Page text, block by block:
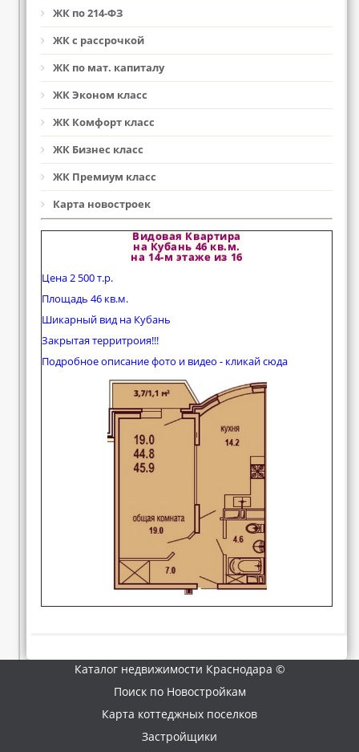
ЖК по 214-ФЗ
ЖК с рассрочкой
ЖК по мат. капиталу
ЖК Эконом класс
ЖК Комфорт класс
ЖК Бизнес класс
ЖК Премиум класс
Карта новостроек
Видовая Квартира
на Кубань 46 кв.м.
на 14-м этаже из 16
Цена 2 500 т.р.
Площадь 46 кв.м.
Шикарный вид на Кубань
Закрытая территроия!!!
Подробное описание фото и видео - кликай сюда
Каталог недвижимости Краснодара ©
Поиск по Новостройкам
Карта коттеджных поселков
Застройщики